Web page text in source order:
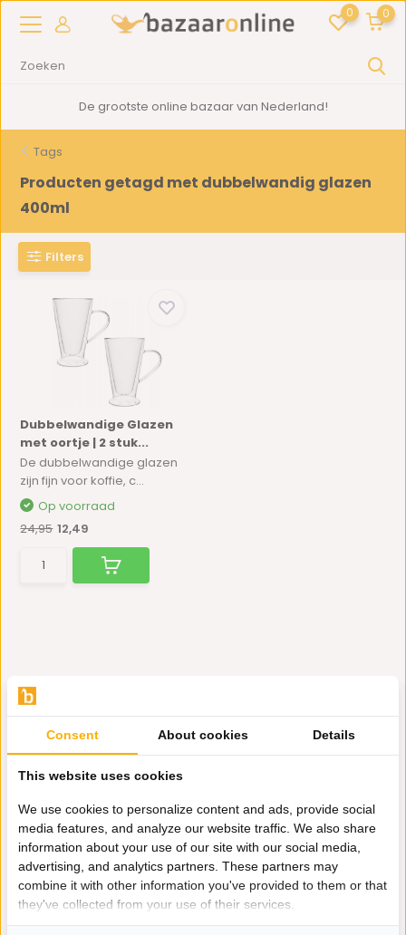
0 0
De grootste online bazaar van Nederland!
Tags
Producten getagd met dubbelwandig glazen
400ml
Filters
Dubbelwandige Glazen
met oortje | 2 stuk...
De dubbelwandige glazen
zijn fijn voor koffie, c...
Op voorraad
24,95 12,49
Hulp nodig?
Whatsapp ons
0162-231130
klantenservice@bazaaronline.nl
Consent About cookies Details
This website uses cookies
We use cookies to personalize content and ads, provide social
media features, and analyze our website traffic. We also share
information about your use of our site with our social media,
advertising, and analytics partners. These partners may
combine it with other information you've provided to them or that
they've collected from your use of their services.